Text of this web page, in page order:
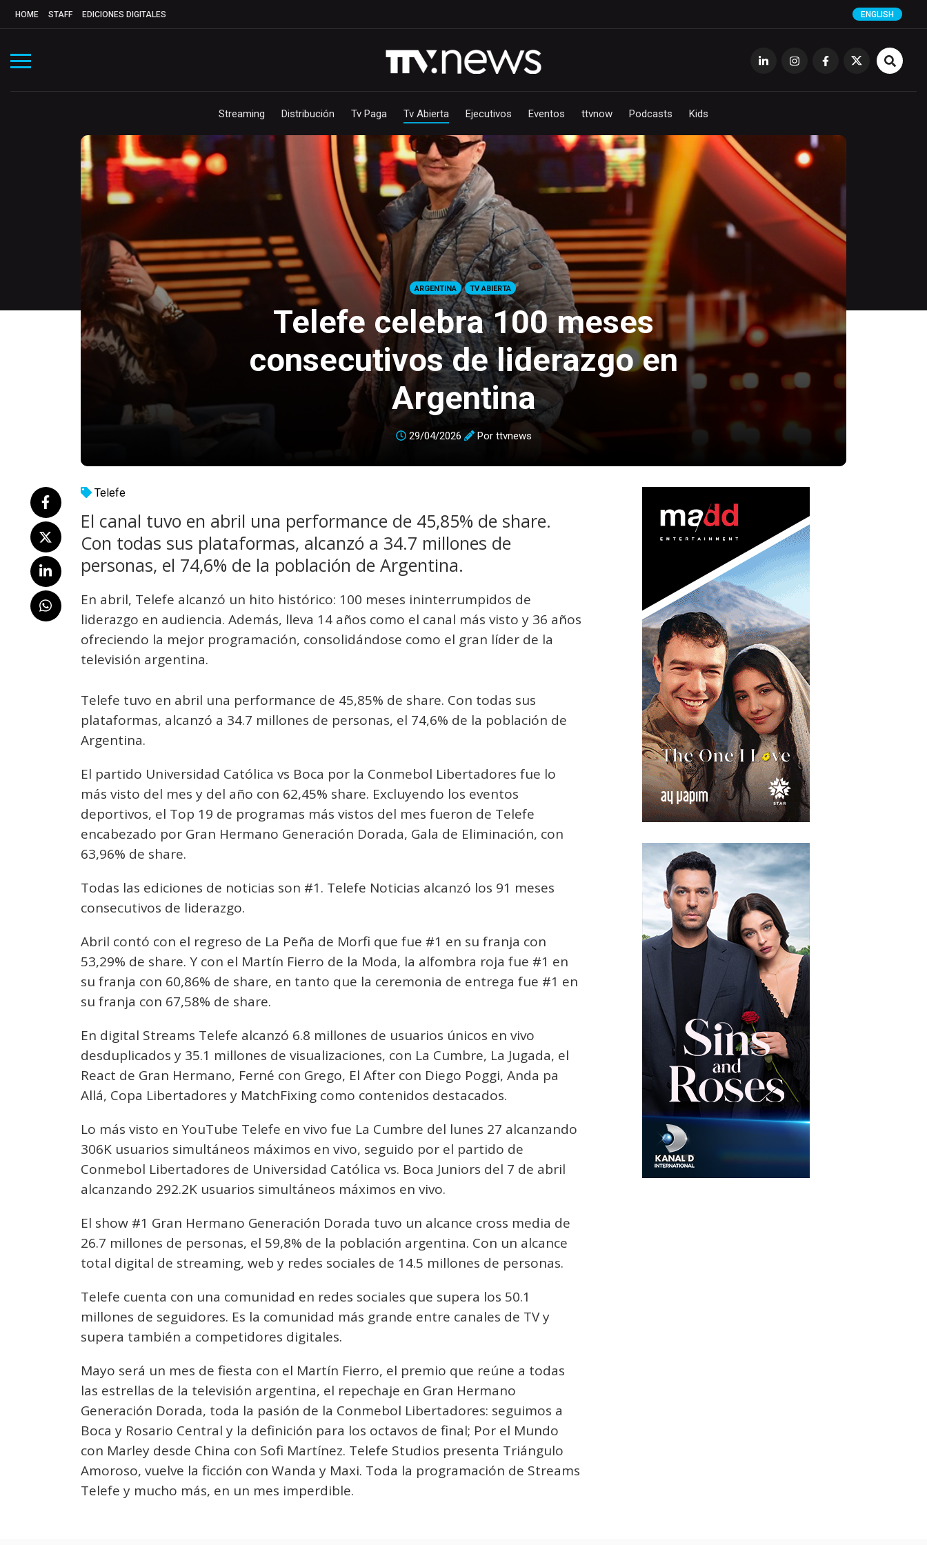
HOME STAFF EDICIONES DIGITALES ENGLISH
Streaming Distribución Tv Paga Tv Abierta Ejecutivos Eventos ttvnow Podcasts Kids
ARGENTINA TV ABIERTA
Telefe celebra 100 meses
consecutivos de liderazgo en
Argentina
29/04/2026 Por ttvnews
Telefe
El canal tuvo en abril una performance de 45,85% de share.
Con todas sus plataformas, alcanzó a 34.7 millones de
personas, el 74,6% de la población de Argentina.
En abril, Telefe alcanzó un hito histórico: 100 meses ininterrumpidos de
liderazgo en audiencia. Además, lleva 14 años como el canal más visto y 36 años
ofreciendo la mejor programación, consolidándose como el gran líder de la
televisión argentina.
Telefe tuvo en abril una performance de 45,85% de share. Con todas sus
plataformas, alcanzó a 34.7 millones de personas, el 74,6% de la población de
Argentina.
El partido Universidad Católica vs Boca por la Conmebol Libertadores fue lo
más visto del mes y del año con 62,45% share. Excluyendo los eventos
deportivos, el Top 19 de programas más vistos del mes fueron de Telefe
encabezado por Gran Hermano Generación Dorada, Gala de Eliminación, con
63,96% de share.
Todas las ediciones de noticias son #1. Telefe Noticias alcanzó los 91 meses
consecutivos de liderazgo.
Abril contó con el regreso de La Peña de Morfi que fue #1 en su franja con
53,29% de share. Y con el Martín Fierro de la Moda, la alfombra roja fue #1 en
su franja con 60,86% de share, en tanto que la ceremonia de entrega fue #1 en
su franja con 67,58% de share.
En digital Streams Telefe alcanzó 6.8 millones de usuarios únicos en vivo
desduplicados y 35.1 millones de visualizaciones, con La Cumbre, La Jugada, el
React de Gran Hermano, Ferné con Grego, El After con Diego Poggi, Anda pa
Allá, Copa Libertadores y MatchFixing como contenidos destacados.
Lo más visto en YouTube Telefe en vivo fue La Cumbre del lunes 27 alcanzando
306K usuarios simultáneos máximos en vivo, seguido por el partido de
Conmebol Libertadores de Universidad Católica vs. Boca Juniors del 7 de abril
alcanzando 292.2K usuarios simultáneos máximos en vivo.
El show #1 Gran Hermano Generación Dorada tuvo un alcance cross media de
26.7 millones de personas, el 59,8% de la población argentina. Con un alcance
total digital de streaming, web y redes sociales de 14.5 millones de personas.
Telefe cuenta con una comunidad en redes sociales que supera los 50.1
millones de seguidores. Es la comunidad más grande entre canales de TV y
supera también a competidores digitales.
Mayo será un mes de fiesta con el Martín Fierro, el premio que reúne a todas
las estrellas de la televisión argentina, el repechaje en Gran Hermano
Generación Dorada, toda la pasión de la Conmebol Libertadores: seguimos a
Boca y Rosario Central y la definición para los octavos de final; Por el Mundo
con Marley desde China con Sofi Martínez. Telefe Studios presenta Triángulo
Amoroso, vuelve la ficción con Wanda y Maxi. Toda la programación de Streams
Telefe y mucho más, en un mes imperdible.